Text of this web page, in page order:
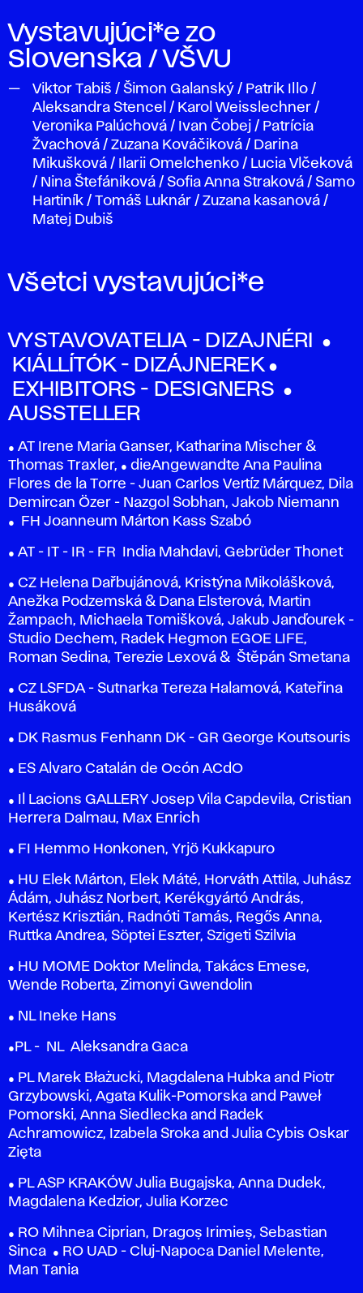
Vystavujúci*e zo
Slovenska / VŠVU
Viktor Tabiš / Šimon Galanský / Patrik Illo /
Aleksandra Stencel / Karol Weisslechner /
Veronika Palúchová / Ivan Čobej / Patrícia
Žvachová / Zuzana Kováčiková / Darina
Mikušková / Ilarii Omelchenko / Lucia Vlčeková
/ Nina Štefániková / Sofia Anna Straková / Samo
Hartiník / Tomáš Luknár / Zuzana kasanová /
Matej Dubiš
Všetci vystavujúci*e
VYSTAVOVATELIA - DIZAJNÉRI ●
KIÁLLÍTÓK - DIZÁJNEREK ●
EXHIBITORS - DESIGNERS ●
AUSSTELLER
● AT Irene Maria Ganser, Katharina Mischer &
Thomas Traxler, ● dieAngewandte Ana Paulina
Flores de la Torre - Juan Carlos Vertíz Márquez, Dila
Demircan Özer - Nazgol Sobhan, Jakob Niemann
● FH Joanneum Márton Kass Szabó
● AT - IT - IR - FR India Mahdavi, Gebrüder Thonet
● CZ Helena Dařbujánová, Kristýna Mikolášková,
Anežka Podzemská & Dana Elsterová, Martin
Žampach, Michaela Tomišková, Jakub Janďourek -
Studio Dechem, Radek Hegmon EGOE LIFE,
Roman Sedina, Terezie Lexová & Štěpán Smetana
● CZ LSFDA - Sutnarka Tereza Halamová, Kateřina
Husáková
● DK Rasmus Fenhann DK - GR George Koutsouris
● ES Alvaro Catalán de Ocón ACdO
● Il Lacions GALLERY Josep Vila Capdevila, Cristian
Herrera Dalmau, Max Enrich
● FI Hemmo Honkonen, Yrjö Kukkapuro
● HU Elek Márton, Elek Máté, Horváth Attila, Juhász
Ádám, Juhász Norbert, Kerékgyártó András,
Kertész Krisztián, Radnóti Tamás, Regős Anna,
Ruttka Andrea, Söptei Eszter, Szigeti Szilvia
● HU MOME Doktor Melinda, Takács Emese,
Wende Roberta, Zimonyi Gwendolin
● NL Ineke Hans
●PL - NL Aleksandra Gaca
● PL Marek Błażucki, Magdalena Hubka and Piotr
Grzybowski, Agata Kulik-Pomorska and Paweł
Pomorski, Anna Siedlecka and Radek
Achramowicz, Izabela Sroka and Julia Cybis Oskar
Zięta
● PL ASP KRAKÓW Julia Bugajska, Anna Dudek,
Magdalena Kedzior, Julia Korzec
● RO Mihnea Ciprian, Dragoș Irimieș, Sebastian
Sinca ● RO UAD - Cluj-Napoca Daniel Melente,
Man Tania